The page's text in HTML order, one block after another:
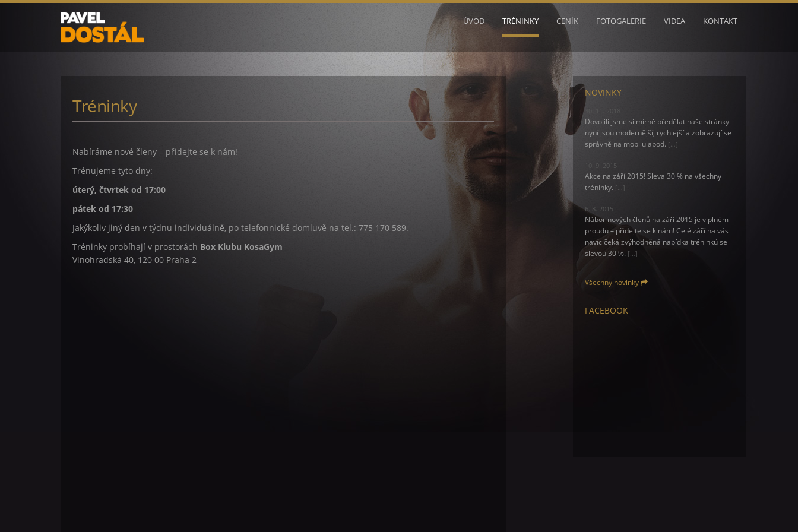
ÚVOD TRÉNINKY CENÍK FOTOGALERIE VIDEA KONTAKT
Tréninky
Nabíráme nové členy – přidejte se k nám!
Trénujeme tyto dny:
úterý, čtvrtek od 17:00
pátek od 17:30
Jakýkoliv jiný den v týdnu individuálně, po telefonnické domluvě na tel.: 775 170 589.
Tréninky probíhají v prostorách Box Klubu KosaGym
Vinohradská 40, 120 00 Praha 2
NOVINKY
30. 11. 2018
Dovolili jsme si mírně předělat naše stránky –
nyní jsou modernější, rychlejší a zobrazují se
správně na mobilu apod. […]
10. 9. 2015
Akce na září 2015! Sleva 30 % na všechny
tréninky. […]
6. 8. 2015
Nábor nových členů na září 2015 je v plném
proudu – přidejte se k nám! Celé září na vás
navíc čeká zvýhodněná nabídka tréninků se
slevou 30 %. […]
Všechny novinky
FACEBOOK